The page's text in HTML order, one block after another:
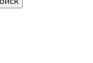
а также трендах,